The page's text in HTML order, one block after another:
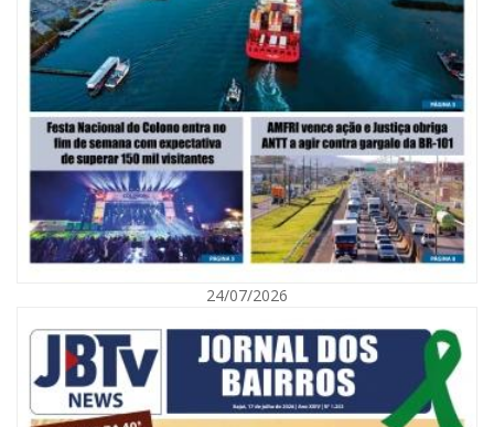
06/08/2026 | 10:02
Audiência pública debate Programa Municipal de Habitação de Interesse
Social em Itajaí
24/07/2026